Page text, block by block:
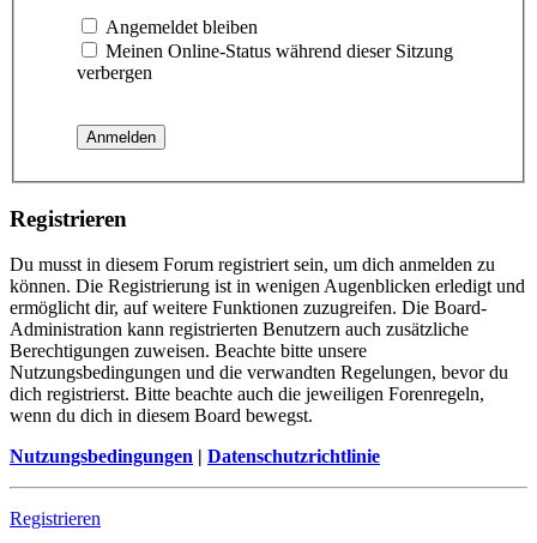
Angemeldet bleiben
Meinen Online-Status während dieser Sitzung
verbergen
Registrieren
Du musst in diesem Forum registriert sein, um dich anmelden zu
können. Die Registrierung ist in wenigen Augenblicken erledigt und
ermöglicht dir, auf weitere Funktionen zuzugreifen. Die Board-
Administration kann registrierten Benutzern auch zusätzliche
Berechtigungen zuweisen. Beachte bitte unsere
Nutzungsbedingungen und die verwandten Regelungen, bevor du
dich registrierst. Bitte beachte auch die jeweiligen Forenregeln,
wenn du dich in diesem Board bewegst.
Nutzungsbedingungen | Datenschutzrichtlinie
Registrieren